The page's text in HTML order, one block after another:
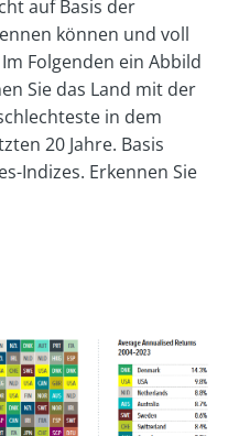
auf Basis der
können und voll
Folgenden ein Abbild
Sie das Land mit der
in dem
20 Jahre. Basis
Indizes. Erkennen Sie